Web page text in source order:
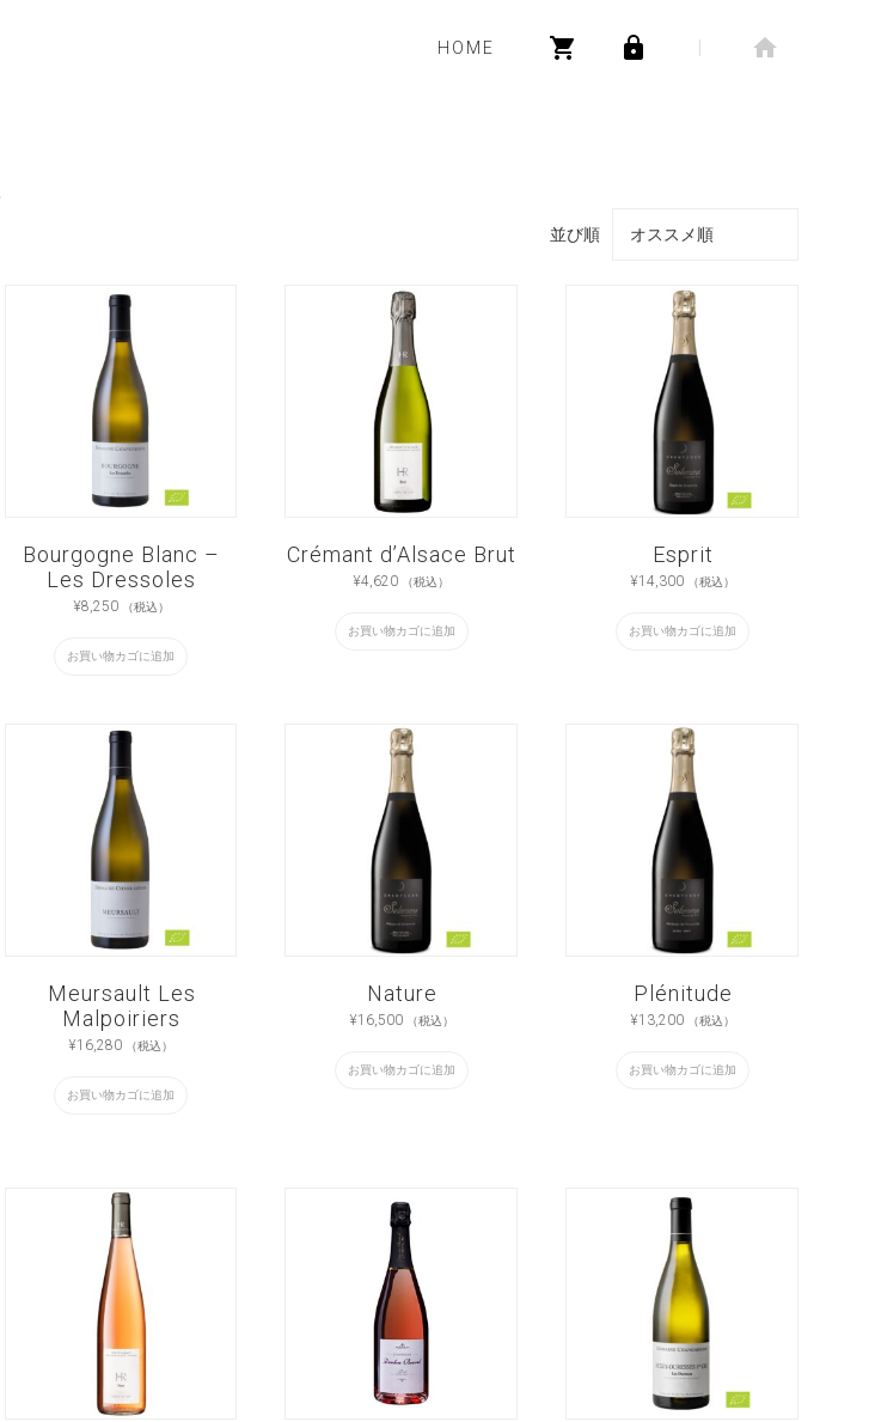
HOME
並び順
Bourgogne Blanc –
Les Dressoles
¥8,250 （税込）
お買い物カゴに追加
Crémant d’Alsace Brut
¥4,620 （税込）
お買い物カゴに追加
Esprit
¥14,300 （税込）
お買い物カゴに追加
Meursault Les
Malpoiriers
¥16,280 （税込）
お買い物カゴに追加
Nature
¥16,500 （税込）
お買い物カゴに追加
Plénitude
¥13,200 （税込）
お買い物カゴに追加